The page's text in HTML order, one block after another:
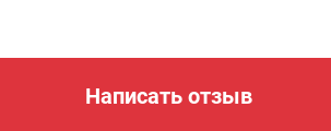
Написать отзыв